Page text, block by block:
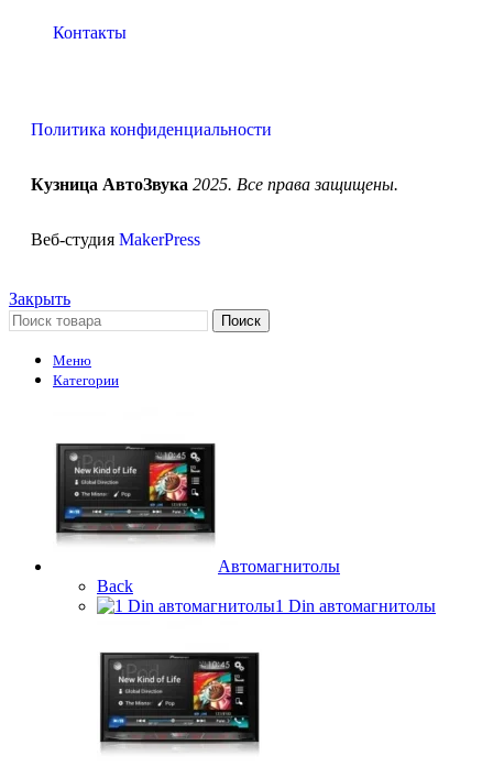
Контакты
Политика конфиденциальности
Кузница АвтоЗвука 2025. Все права защищены.
Веб-студия MakerPress
Закрыть
Поиск
Меню
Категории
Автомагнитолы
Back
1 Din автомагнитолы